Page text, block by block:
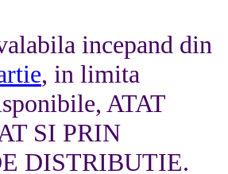
incepand din
, in limita
ATAT
SI PRIN
DISTRIBUTIE.